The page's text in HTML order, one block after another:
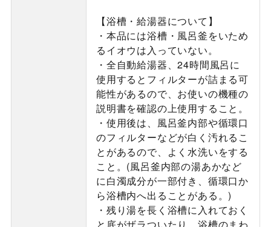
【浴槽・給湯器について】
・本品には浴槽・風呂釜をいため
るイオウは入っていない。
・全自動給湯器、24時間風呂に
使用するとフィルターが詰まる可
能性があるので、お使いの機種の
説明書を確認の上使用すること。
・使用後は、風呂釜内部や循環口
のフィルターなどが白く汚れるこ
とがあるので、よく水洗いをする
こと。(風呂釜内部の湯あかなど
に白濁成分が一部付き、循環口か
ら浴槽内へ出ることがある。)
・残り湯を長く浴槽に入れておく